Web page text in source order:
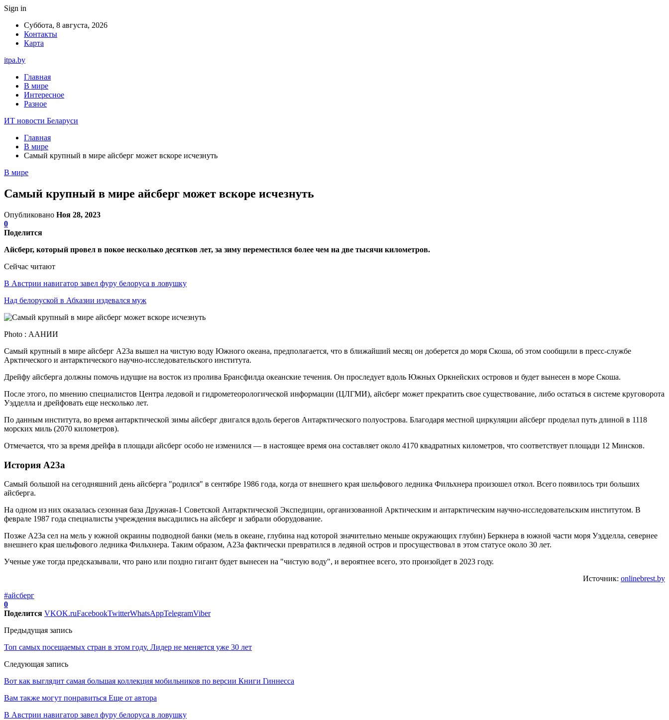
Sign in
Суббота, 8 августа, 2026
Контакты
Карта
itpa.by
Главная
В мире
Интересное
Разное
ИТ новости Беларуси
Главная
В мире
Самый крупный в мире айсберг может вскоре исчезнуть
В мире
Самый крупный в мире айсберг может вскоре исчезнуть
Опубликовано Ноя 28, 2023
0
Поделится
Айсберг, который провел в покое несколько десятков лет, за зиму переместился более чем на две тысячи километров.
Сейчас читают
В Австрии навигатор завел фуру белоруса в ловушку
Над белоруской в Абхазии издевался муж
Photo : ААНИИ
Самый крупный в мире айсберг А23а вышел на чистую воду Южного океана, предполагается, что в ближайший месяц он доберется до моря Скоша, об этом сообщили в пресс-службе
Арктического и антарктического научно-исследовательского института.
Дрейфу айсберга должны помочь идущие на восток из пролива Брансфилда океанские течения. Он проследует вдоль Южных Оркнейских островов и будет вынесен в море Скоша.
После этого, по мнению специалистов Центра ледовой и гидрометеорологической информации (ЦЛГМИ), айсберг может прекратить свое существование, либо остаться в системе круговорота
Уэдделла и дрейфовать еще несколько лет.
По данным института, во время антарктической зимы айсберг двигался вдоль берегов Антарктического полуострова. Благодаря местной циркуляции айсберг проделал путь длиной в 1118
морских миль (2070 километров).
Отмечается, что за время дрейфа в площади айсберг особо не изменился — в настоящее время она составляет около 4170 квадратных километров, что соответствует площади 12 Минсков.
История А23а
Самый большой на сегодняшний день айсберга "родился" в сентябре 1986 года, когда от внешнего края шельфового ледника Фильхнера произошел откол. Всего появилось три больших
айсберга.
На одном из них оказалась сезонная база Дружная-1 Советской Антарктической Экспедиции, организованной Арктическим и антарктическим научно-исследовательским институтом. В
феврале 1987 года специалисты учреждения высадились на айсберг и забрали оборудование.
Позже А23а сел на мель у южной окраины подводной банки (мель в океане, глубина над которой значительно меньше окружающих глубин) Беркнера в южной части моря Уэдделла, севернее
внешнего края шельфового ледника Фильхнера. Таким образом, А23а фактически превратился в ледяной остров и просуществовал в этом статусе около 30 лет.
Ученые уже тогда предсказывали, что рано или поздно гигант будет вынесен на "чистую воду", и вероятнее всего, это произойдет в 2023 году.
Источник: onlinebrest.by
#айсберг
0
Поделится VKOK.ruFacebookTwitterWhatsAppTelegramViber
Предыдущая запись
Топ самых посещаемых стран в этом году. Лидер не меняется уже 30 лет
Следующая запись
Вот как выглядит самая большая коллекция мобильников по версии Книги Гиннесса
Вам также могут понравиться Еще от автора
В Австрии навигатор завел фуру белоруса в ловушку